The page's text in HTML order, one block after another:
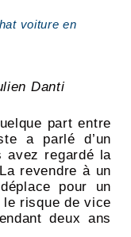
voiture en
Danti
part entre
a parlé d’un
avez regardé la
revendre à un
pour un
risque de vice
deux ans